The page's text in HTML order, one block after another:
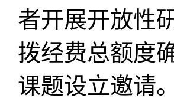
者开展开放性
拨经费总额度
课题设立邀请。